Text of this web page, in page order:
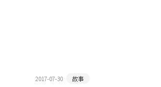
2017-07-30 故事